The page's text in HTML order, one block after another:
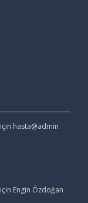
için hasta@admin
için Engin Özdoğan